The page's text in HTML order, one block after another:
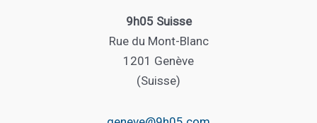
9h05 Suisse
Rue du Mont-Blanc
1201 Genève
(Suisse)